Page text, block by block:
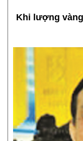
Khi lượng